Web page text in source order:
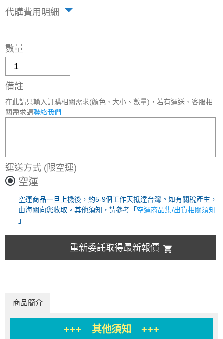
代購費用明細
數量
備註
在此請只輸入訂購相關需求(顏色、大小、數量)，若有運送、客服相
關需求請聯絡我們
運送方式 (限空運)
空運
空運商品一旦上機後，約5-9個工作天抵達台灣。如有關稅產生，
由海關向您收取。其他須知，請參考「 空運商品集/出貨相關須知
」
重新委託取得最新報價
商品簡介
+++ 其他須知 +++